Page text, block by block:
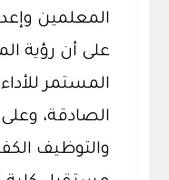
المعلمين
على أن رؤية
المستمر
الصادقة، وعلى
والتوظيف